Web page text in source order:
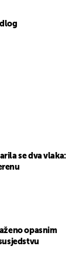
se dva vlaka:
opasnim